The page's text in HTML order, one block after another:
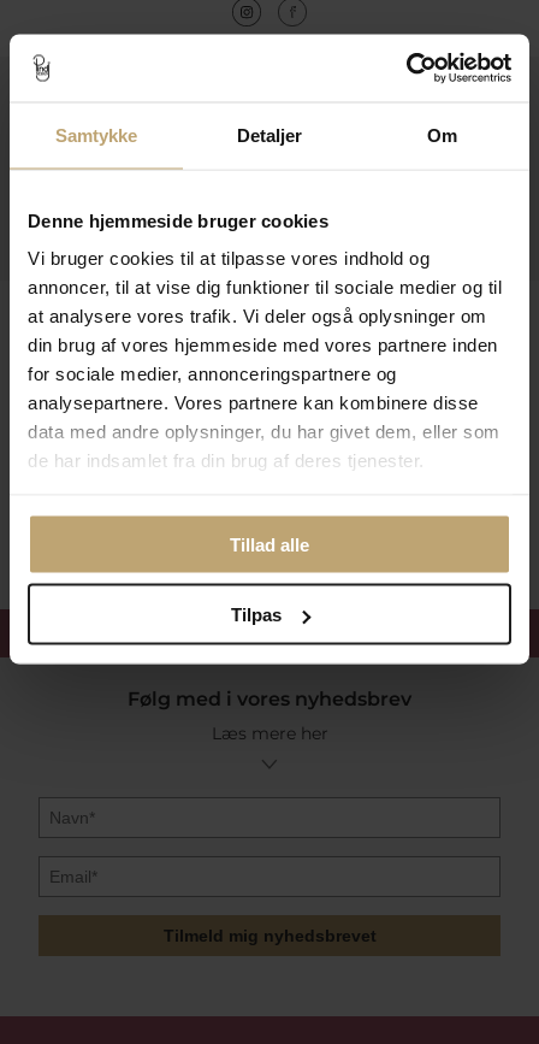
Samtykke Detaljer Om
Denne hjemmeside bruger cookies
Vi bruger cookies til at tilpasse vores indhold og
annoncer, til at vise dig funktioner til sociale medier og til
at analysere vores trafik. Vi deler også oplysninger om
din brug af vores hjemmeside med vores partnere inden
for sociale medier, annonceringspartnere og
analysepartnere. Vores partnere kan kombinere disse
data med andre oplysninger, du har givet dem, eller som
de har indsamlet fra din brug af deres tjenester.
Tillad alle
Tilpas
Åbningstider I Butikken
Praktiske Sider
Leveringsmuligheder
Betalingsmuligheder
Sikker Og Tryg E-Handel
velkomstrabat
Følg med i vores nyhedsbrev
Læs mere her
Tilmeld mig nyhedsbrevet